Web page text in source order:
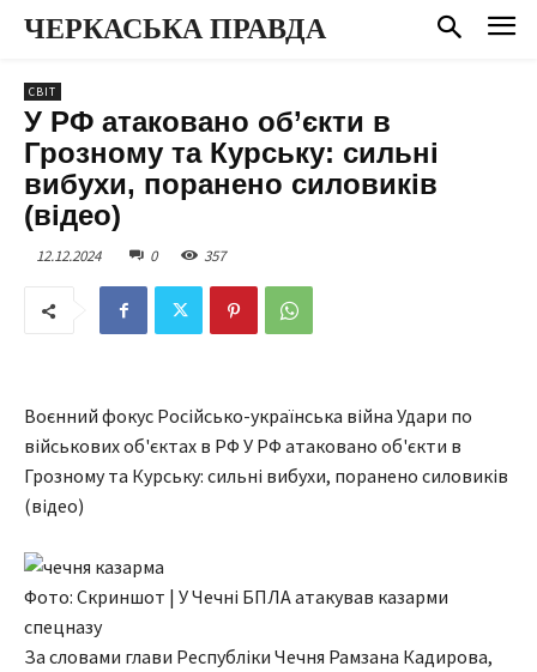
ЧЕРКАСЬКА ПРАВДА
СВІТ
У РФ атаковано об’єкти в
Грозному та Курську: сильні
вибухи, поранено силовиків
(відео)
12.12.2024 0 357
Воєнний фокус Російсько-українська війна Удари по
військових об'єктах в РФ У РФ атаковано об'єкти в
Грозному та Курську: сильні вибухи, поранено силовиків
(відео)
Фото: Скриншот | У Чечні БПЛА атакував казарми
спецназу
За словами глави Республіки Чечня Рамзана Кадирова,